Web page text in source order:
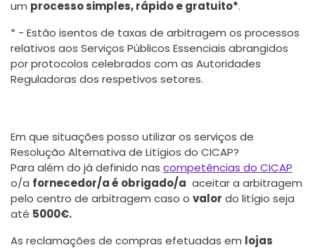
um processo simples, rápido e gratuito*.
* - Estão isentos de taxas de arbitragem os processos
relativos aos Serviços Públicos Essenciais abrangidos
por protocolos celebrados com as Autoridades
Reguladoras dos respetivos setores.
Em que situações posso utilizar os serviços de
Resolução Alternativa de Litígios do CICAP?
Para além do já definido nas competências do CICAP
o/a fornecedor/a é obrigado/a aceitar a arbitragem
pelo centro de arbitragem caso o valor do litígio seja
até 5000€.
As reclamações de compras efetuadas em lojas